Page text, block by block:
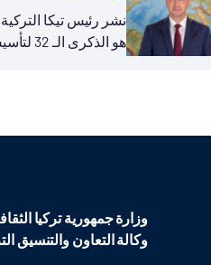
هو الذكرى الـ 32 لتأسيس تيكا ونحن جميعا نشعر بالفخر لمشاركة تجربة بلادنا في مجال التنمية...
وزارة جمهورية تركيا
وكالة التعاون والتنسيق